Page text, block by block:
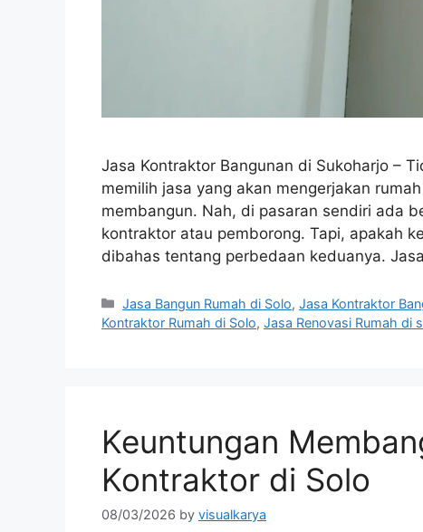
Jasa Kontraktor Bangunan di Sukoharjo –
memilih jasa yang akan mengerjakan
membangun. Nah, di pasaran sendiri ada
kontraktor atau pemborong. Tapi, apakah
dibahas tentang perbedaan keduanya.
Categories
Jasa Bangun Rumah di Solo,Jasa Kontraktor
Kontraktor Rumah di Solo, Jasa Renovasi Rumah di
Keuntungan
Kontraktor di Solo
08/03/2026 by visualkarya